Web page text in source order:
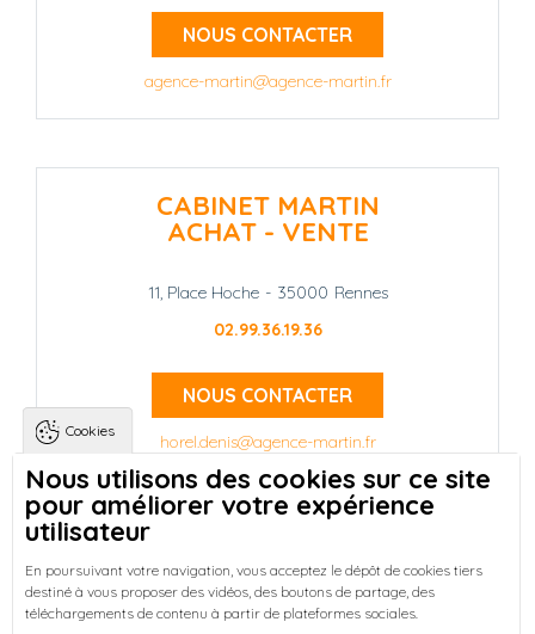
NOUS CONTACTER
agence-martin@agence-martin.fr
CABINET MARTIN
ACHAT - VENTE
11, Place Hoche - 35000 Rennes
02.99.36.19.36
NOUS CONTACTER
horel.denis@agence-martin.fr
Landing pagesQui sommes-nous ?
-
Réussir votre achat immobilier à Rennes
-
Découvrez nos programmes neufs à Rennes
Entreprises : Bureaux & Commerces
Cookies
Nous utilisons des cookies sur ce site
pour améliorer votre expérience
utilisateur
En poursuivant votre navigation, vous acceptez le dépôt de cookies tiers
destiné à vous proposer des vidéos, des boutons de partage, des
téléchargements de contenu à partir de plateformes sociales.